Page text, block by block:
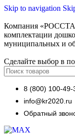
Skip to navigation
Компания
комплектации
муниципальных и
Сделайте выбор в
8 (800) 100-49-
info@kr2020.ru
Обратный